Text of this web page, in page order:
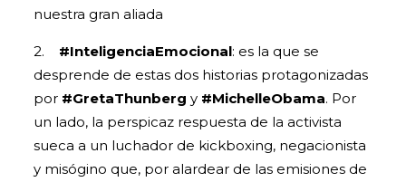
nuestra gran aliada
2. #InteligenciaEmocional: es la que se
desprende de estas dos historias protagonizadas
por #GretaThunberg y #MichelleObama. Por
un lado, la perspicaz respuesta de la activista
sueca a un luchador de kickboxing, negacionista
y misógino que, por alardear de las emisiones de